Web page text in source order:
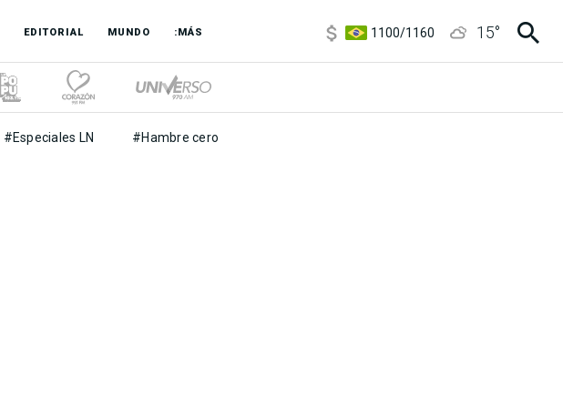
EDITORIAL MUNDO :MÁS
1100/1160
15°
#Especiales LN #Hambre cero